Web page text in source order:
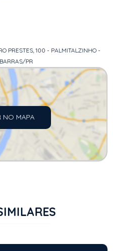
PRESTES, 100 - PALMITALZINHO -
PR
NO MAPA